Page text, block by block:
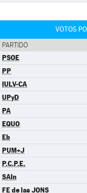
VOTOS
PARTIDO
PSOE
PP
IULV-CA
UPyD
PA
EQUO
Eb
PUM+J
P.C.P.E.
SAIn
FE de las JONS